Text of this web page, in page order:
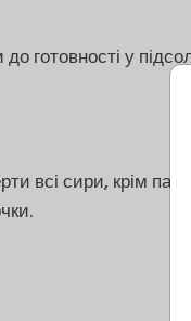
готовності у
всі сири, крім